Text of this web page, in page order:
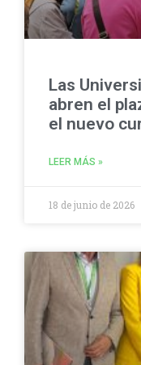
Las
abren el
el nuevo
LEER MÁS »
18 de junio de 2026